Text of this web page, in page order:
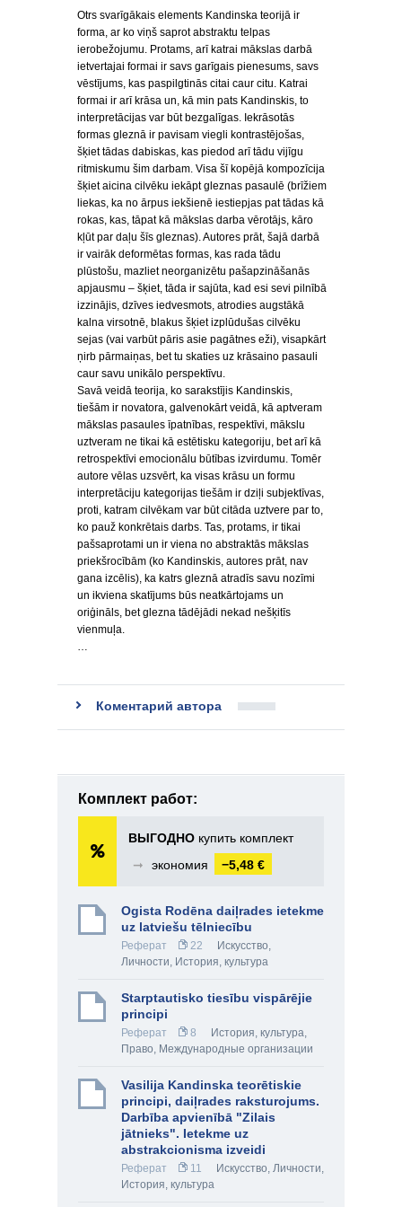
Otrs svarīgākais elements Kandinska teorijā ir
forma, ar ko viņš saprot abstraktu telpas
ierobežojumu. Protams, arī katrai mākslas darbā
ietvertajai formai ir savs garīgais pienesums, savs
vēstījums, kas paspilgtinās citai caur citu. Katrai
formai ir arī krāsa un, kā min pats Kandinskis, to
interpretācijas var būt bezgalīgas. Iekrāsotās
formas gleznā ir pavisam viegli kontrastējošas,
šķiet tādas dabiskas, kas piedod arī tādu vijīgu
ritmiskumu šim darbam. Visa šī kopējā kompozīcija
šķiet aicina cilvēku iekāpt gleznas pasaulē (brīžiem
liekas, ka no ārpus iekšienē iestiepjas pat tādas kā
rokas, kas, tāpat kā mākslas darba vērotājs, kāro
kļūt par daļu šīs gleznas). Autores prāt, šajā darbā
ir vairāk deformētas formas, kas rada tādu
plūstošu, mazliet neorganizētu pašapzināšanās
apjausmu – šķiet, tāda ir sajūta, kad esi sevi pilnībā
izzinājis, dzīves iedvesmots, atrodies augstākā
kalna virsotnē, blakus šķiet izplūdušas cilvēku
sejas (vai varbūt pāris asie pagātnes eži), visapkārt
ņirb pārmaiņas, bet tu skaties uz krāsaino pasauli
caur savu unikālo perspektīvu.
Savā veidā teorija, ko sarakstījis Kandinskis,
tiešām ir novatora, galvenokārt veidā, kā aptveram
mākslas pasaules īpatnības, respektīvi, mākslu
uztveram ne tikai kā estētisku kategoriju, bet arī kā
retrospektīvi emocionālu būtības izvirdumu. Tomēr
autore vēlas uzsvērt, ka visas krāsu un formu
interpretāciju kategorijas tiešām ir dziļi subjektīvas,
proti, katram cilvēkam var būt citāda uztvere par to,
ko pauž konkrētais darbs. Tas, protams, ir tikai
pašsaprotami un ir viena no abstraktās mākslas
priekšrocībām (ko Kandinskis, autores prāt, nav
gana izcēlis), ka katrs gleznā atradīs savu nozīmi
un ikviena skatījums būs neatkārtojams un
oriģināls, bet glezna tādējādi nekad nešķitīs
vienmuļa.
…
Коментарий автора
Комплект работ:
ВЫГОДНО купить комплект
➞
экономия −5,48 €
Ogista Rodēna daiļrades ietekme
uz latviešu tēlniecību
Реферат 22 Искусство,
Личности, История, культура
Starptautisko tiesību vispārējie
principi
Реферат 8 История, культура,
Право, Международные организации
Vasilija Kandinska teorētiskie
principi, daiļrades raksturojums.
Darbība apvienībā "Zilais
jātnieks". Ietekme uz
abstrakcionisma izveidi
Реферат 11 Искусство, Личности,
История, культура